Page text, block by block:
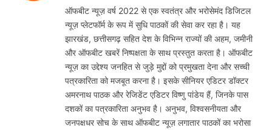
ऑफबीट न्यूज़ वर्ष 2022 से एक स्वतंत्र और भरोसेमंद डिजिटल
न्यूज़ प्लेटफॉर्म के रूप में सुधि पाठकों की सेवा कर रहा है। यह
झारखंड, छत्तीसगढ़ सहित देश के विभिन्न राज्यों की अहम, जमीनी
और ऑफबीट खबरें निष्पक्षता के साथ प्रस्तुत करता है। ऑफबीट
न्यूज़ का उद्देश्य जनहित से जुड़े मुद्दों को प्रमुखता देना और सच्ची
पत्रकारिता को मजबूत करना है। इसके सीनियर एडिटर डॉक्टर
अमरनाथ पाठक और रेजिडेंट एडिटर विष्णु पांडेय हैं, जिनके पास
दशकों का पत्रकारिता अनुभव है। अनुभव, विश्वसनीयता और
जनपक्षधर सोच के साथ ऑफबीट न्यूज़ लगातार पाठकों का भरोसा